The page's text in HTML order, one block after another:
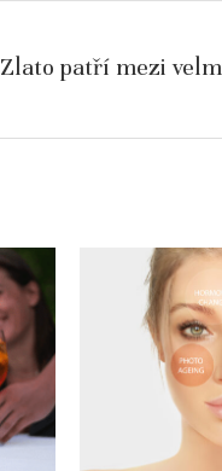
Zlato patří mezi